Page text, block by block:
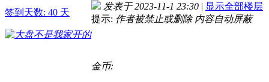
签到天数: 40 天
发表于 2023-11-1 23:30 | 显示全部楼层
提示: 作者被禁止或删除 内容自动屏蔽
金币: